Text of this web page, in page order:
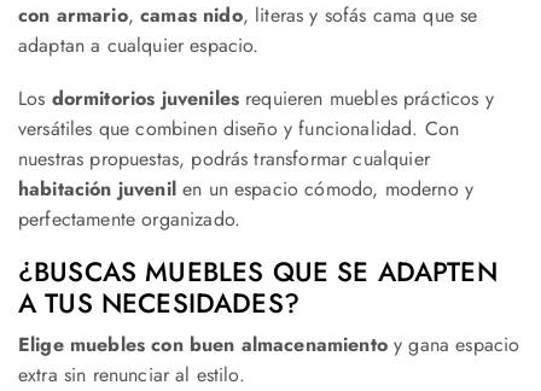
con armario,camas nido, literas y sofás cama que se
adaptan a cualquier espacio.
Los dormitorios juveniles requieren muebles prácticos y
versátiles que combinen diseño y funcionalidad. Con
nuestras propuestas, podrás transformar cualquier
habitación juvenilen un espacio cómodo, moderno y
perfectamente organizado.
¿BUSCAS MUEBLES QUE SE ADAPTEN
A TUS NECESIDADES?
Elige muebles con buen almacenamientoy gana espacio
extra sin renunciar al estilo.